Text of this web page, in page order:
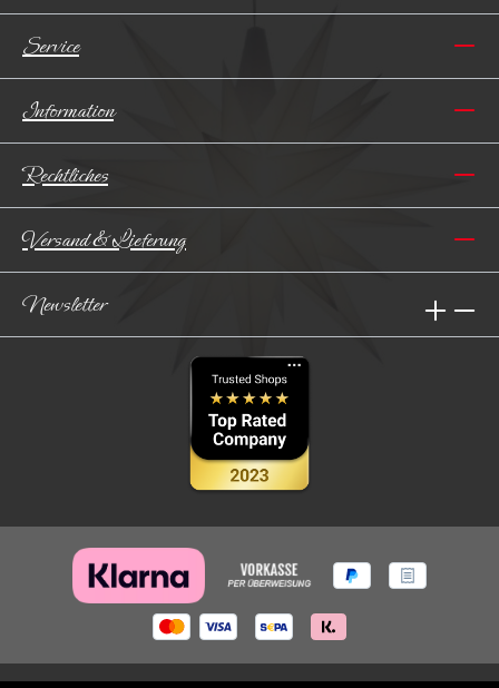
Service
Information
Rechtliches
Versand & Lieferung
Newsletter